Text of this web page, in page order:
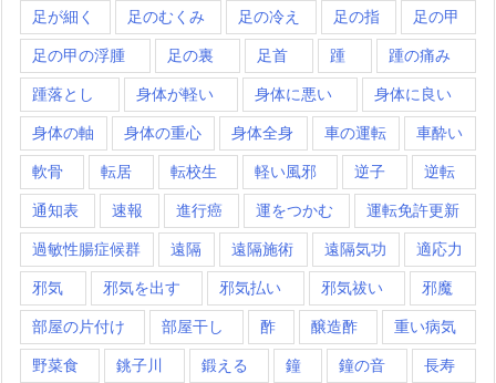
足が細く 足のむくみ 足の冷え 足の指 足の甲
足の甲の浮腫 足の裏 足首 踵 踵の痛み
踵落とし 身体が軽い 身体に悪い 身体に良い
身体の軸 身体の重心 身体全身 車の運転 車酔い
軟骨 転居 転校生 軽い風邪 逆子 逆転
通知表 速報 進行癌 運をつかむ 運転免許更新
過敏性腸症候群 遠隔 遠隔施術 遠隔気功 適応力
邪気 邪気を出す 邪気払い 邪気祓い 邪魔
部屋の片付け 部屋干し 酢 醸造酢 重い病気
野菜食 銚子川 鍛える 鐘 鐘の音 長寿